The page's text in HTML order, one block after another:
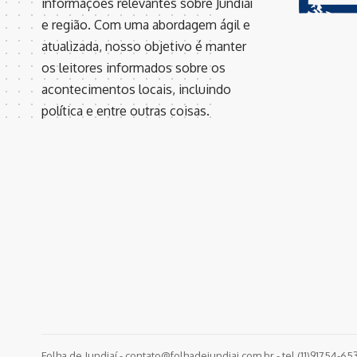
informações relevantes sobre Jundiaí
e região. Com uma abordagem ágil e
atualizada, nosso objetivo é manter
os leitores informados sobre os
acontecimentos locais, incluindo
política e entre outras coisas.